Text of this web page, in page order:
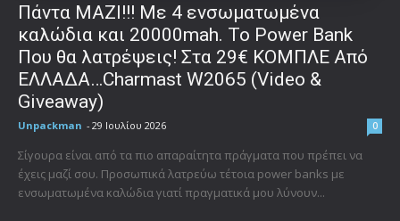
Πάντα ΜΑΖΙ!!! Με 4 ενσωματωμένα
καλώδια και 20000mah. Το Power Bank
Που θα λατρέψεις! Στα 29€ ΚΟΜΠΛΕ Από
ΕΛΛΑΔΑ…Charmast W2065 (Video &
Giveaway)
Unpackman - 29 Ιουλίου 2026 0
Σίγουρα είναι από τα πιο απαραίτητα πράγματα που πρέπει να
έχεις μαζί σου. Προσωπικά λατρεύω τέτοια power banks με
ενσωματωμένα καλώδια γιατί πραγματικά μου λύνουν...